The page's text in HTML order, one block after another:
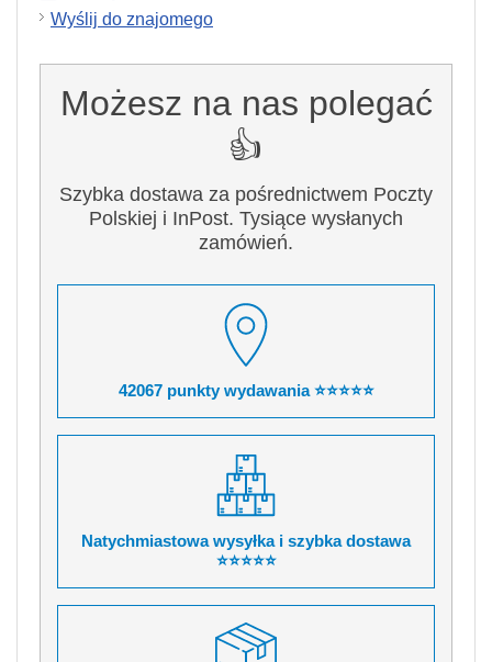
Wyślij do znajomego
Możesz na nas polegać
👍
Szybka dostawa za pośrednictwem Poczty
Polskiej i InPost. Tysiące wysłanych
zamówień.
42067 punkty wydawania ⭐⭐⭐⭐⭐
Natychmiastowa wysyłka i szybka dostawa
⭐⭐⭐⭐⭐